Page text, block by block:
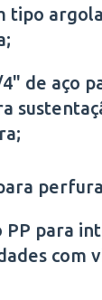
tipo
de aço
PP para
com